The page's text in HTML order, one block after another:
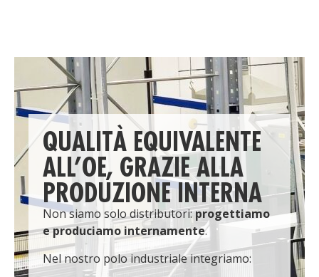
QUALITÀ EQUIVALENTE
ALL’OE, GRAZIE ALLA
PRODUZIONE INTERNA
Non siamo solo distributori:progettiamo
e produciamo internamente.
Nel nostro polo industriale integriamo: